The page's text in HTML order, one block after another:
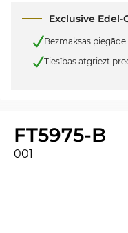
Exclusive
Bezmaksas
Tiesības atgriezt
FT5975-B
001